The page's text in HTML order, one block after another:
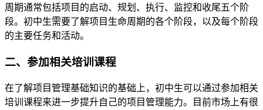
周期通常包括项目的启动、规划、执行、监控和收尾五个阶
段。初中生需要了解项目生命周期的各个阶段，以及每个阶段
的主要任务和活动。
二、参加相关培训课程
在了解项目管理基础知识的基础上，初中生可以通过参加相关
培训课程来进一步提升自己的项目管理能力。目前市场上有很